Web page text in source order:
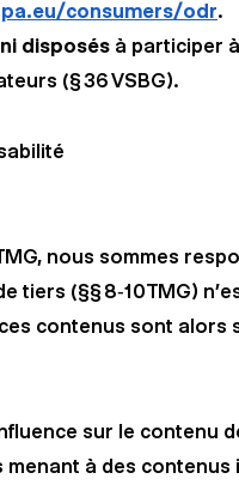
consumers/odr.
disposés à participer
(§ 36 VSBG).
nous sommes
tiers (§§ 8‑10 TMG)
contenus sont alors
sur le contenu
menant à des